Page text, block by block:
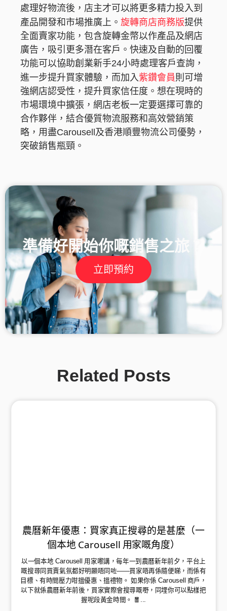
處理好物流後，店主才可以將更多精力投入到
產品開發和市場推廣上。 旋轉商店商務版提供
全面賣家功能，包含旋轉金幣以作產品及網店
廣告，吸引更多潛在客戶。快速及自動的回覆
功能可以協助創業新手24小時處理客戶查詢，
進一步提升買家體驗，而加入紫鑽會員則可增
強網店認受性，提升買家信任度。想在現時的
市場環境中擴張，網店老板一定要選擇可靠的
合作夥伴，結合優質物流服務和高效營銷策
略，用盡Carousell及香港順豐物流公司優勢，
突破銷售瓶頸。
準備好開始你嘅銷售之旅？
立即預約
Related Posts
農曆新年優惠：買家真正搜尋的是甚麼（一
個本地 Carousell 用家嘅角度）
以一個本地 Carousell 用家嚟講，每年一到農曆新年前夕，平台上
嘅搜尋同買賣氣氛都好明顯唔同咗——買家唔再係隨便睇，而係有
目標、有時間壓力咁搵優惠、搵禮物。 如果你係 Carousell 商戶，
以下就係農曆新年前後，買家實際會搜尋嘅嘢，同埋你可以點樣把
握呢段黃金時間。 🧧...